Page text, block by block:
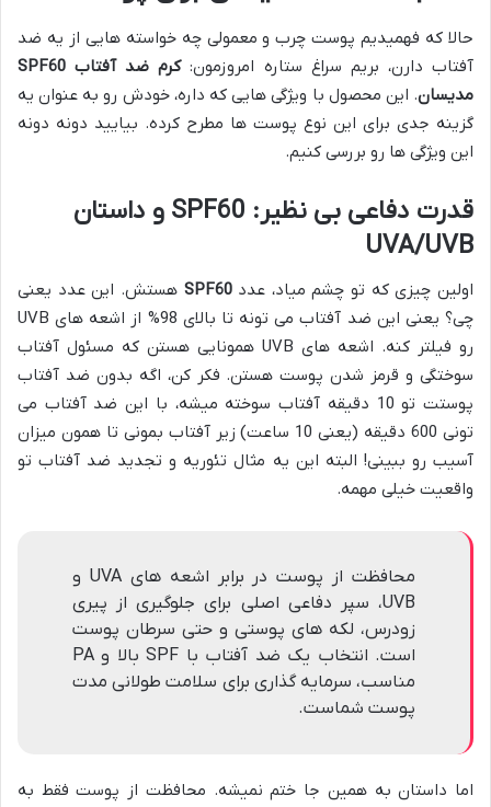
حالا که فهمیدیم پوست چرب و معمولی چه خواسته هایی از یه ضد
آفتاب دارن، بریم سراغ ستاره امروزمون:
کرم ضد آفتاب SPF60
مدیسان. این محصول با ویژگی هایی که داره، خودش رو به عنوان یه
گزینه جدی برای این نوع پوست ها مطرح کرده. بیایید دونه دونه
این ویژگی ها رو بررسی کنیم.
قدرت دفاعی بی نظیر: SPF60 و داستان
UVA/UVB
اولین چیزی که تو چشم میاد، عددSPF60 هستش. این عدد یعنی
چی؟ یعنی این ضد آفتاب می تونه تا بالای 98% از اشعه های UVB
رو فیلتر کنه. اشعه های UVB همونایی هستن که مسئول آفتاب
سوختگی و قرمز شدن پوست هستن. فکر کن، اگه بدون ضد آفتاب
پوستت تو 10 دقیقه آفتاب سوخته میشه، با این ضد آفتاب می
تونی 600 دقیقه (یعنی 10 ساعت) زیر آفتاب بمونی تا همون میزان
آسیب رو ببینی! البته این یه مثال تئوریه و تجدید ضد آفتاب تو
واقعیت خیلی مهمه.
محافظت از پوست در برابر اشعه های UVA و
UVB، سپر دفاعی اصلی برای جلوگیری از پیری
زودرس، لکه های پوستی و حتی سرطان پوست
است. انتخاب یک ضد آفتاب با SPF بالا و PA
مناسب، سرمایه گذاری برای سلامت طولانی مدت
پوست شماست.
اما داستان به همین جا ختم نمیشه. محافظت از پوست فقط به